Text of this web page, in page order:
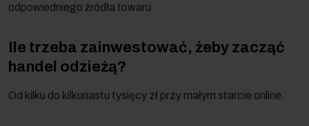
odpowiedniego źródła towaru.
Ile trzeba zainwestować, żeby zacząć
handel odzieżą?
Od kilku do kilkunastu tysięcy zł przy małym starcie online.